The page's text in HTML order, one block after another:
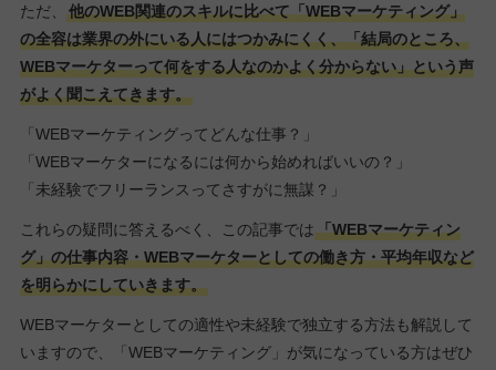
ただ、
他のWEB関連のスキルに比べて「WEBマーケティング」
の全容は業界の外にいる人にはつかみにくく、「結局のところ、
WEBマーケターって何をする人なのかよく分からない」という声
がよく聞こえてきます。
「WEBマーケティングってどんな仕事？」
「WEBマーケターになるには何から始めればいいの？」
「未経験でフリーランスってさすがに無謀？」
これらの疑問に答えるべく、この記事では「WEBマーケティン
グ」の仕事内容・WEBマーケターとしての働き方・平均年収など
を明らかにしていきます。
WEBマーケターとしての適性や未経験で独立する方法も解説して
いますので、「WEBマーケティング」が気になっている方はぜひ